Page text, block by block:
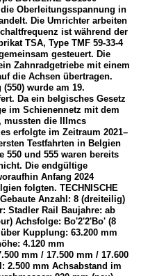
die Oberleitungsspannung in
Die Umrichter arbeiten
ist während der
TSA, Type TMF 59-33-4
gesteuert. Die
Zahnradgetriebe mit einem
die Achsen übertragen.
wurde am 19.
Da ein belgisches Gesetz
im Schienennetz mit dem
mussten die IIImcs
erfolgte im Zeitraum 2021–
Testfahrten in Belgien
550 und 555 waren bereits
Die endgültige
Anfang 2024
folgten. TECHNISCHE
Anzahl: 8 (dreiteilig)
Stadler Rail Baujahre: ab
Achsfolge: Bo'2'2'Bo' (8
Kupplung: 63.200 mm
4.120 mm
mm / 17.500 mm / 17.600
2.500 mm Achsabstand im